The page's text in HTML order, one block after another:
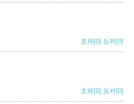
支持[0] 反对[0]
支持[0] 反对[0]